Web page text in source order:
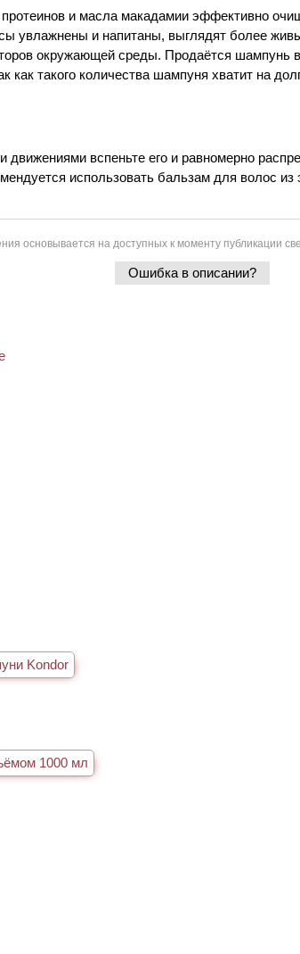
и масла макадамии эффективно
увлажнены и напитаны, выглядят более
окружающей среды. Продаётся
как такого количества шампуня хватит на
вспеньте его и равномерно
использовать бальзам для волос из
основывается на доступных к моменту публикации
Ошибка в описании?
Kondor
1000 мл